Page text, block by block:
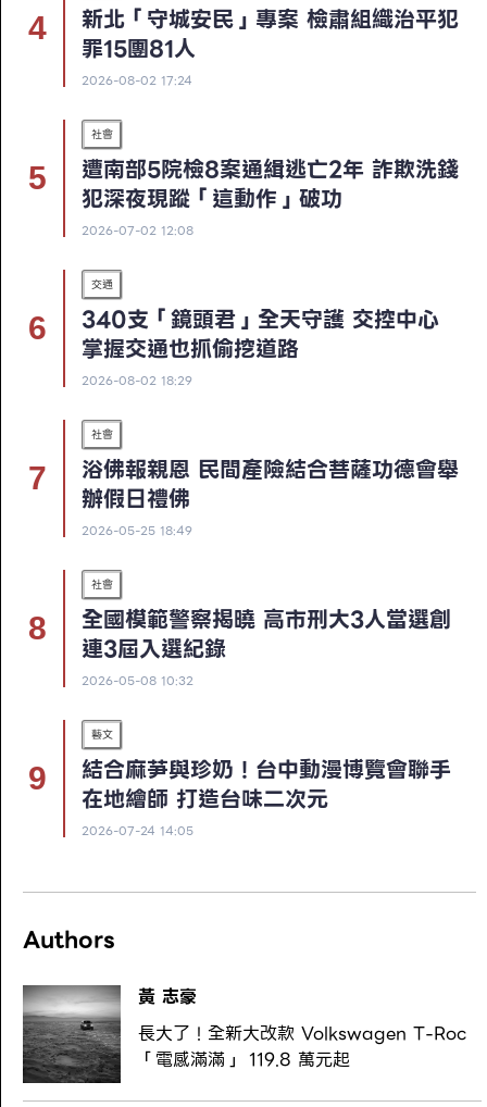
新北「守城安民」專案 檢肅組織治平犯
罪15團81人
2026-08-02 17:24
社會
遭南部5院檢8案通緝逃亡2年 詐欺洗錢
犯深夜現蹤「這動作」破功
2026-07-02 12:08
交通
340支「鏡頭君」全天守護 交控中心
掌握交通也抓偷挖道路
2026-08-02 18:29
社會
浴佛報親恩 民間產險結合菩薩功德會舉
辦假日禮佛
2026-05-25 18:49
社會
全國模範警察揭曉 高市刑大3人當選創
連3屆入選紀錄
2026-05-08 10:32
藝文
結合麻芛與珍奶！台中動漫博覽會聯手
在地繪師 打造台味二次元
2026-07-24 14:05
Authors
黃 志豪
長大了！全新大改款 Volkswagen T-Roc
「電感滿滿」 119.8 萬元起